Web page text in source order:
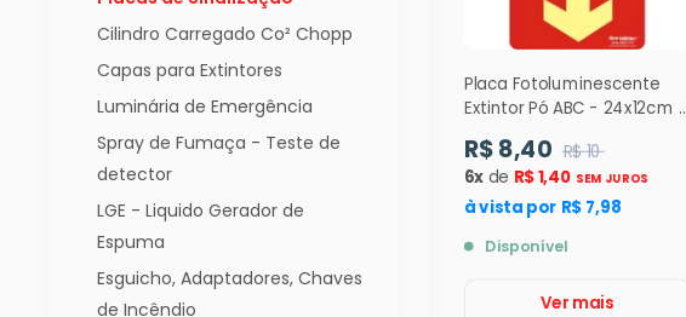
Cilindro Carregado Co² Chopp
Capas para Extintores
Luminária de Emergência
Spray de Fumaça - Teste de
detector
LGE - Liquido Gerador de
Espuma
Esguicho, Adaptadores, Chaves
de Incêndio
Placa Fotoluminescente
Extintor Pó ABC - 24x12cm (
R$ 8,40 R$ 10
6x de R$ 1,40 SEM JUROS
à vista por R$ 7,98
Disponível
Ver mais